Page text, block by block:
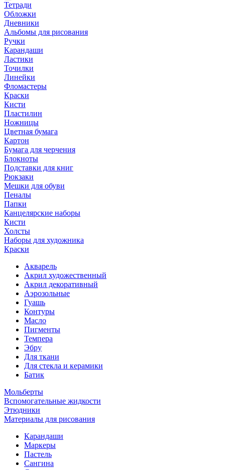
Тетради
Обложки
Дневники
Альбомы для рисования
Ручки
Карандаши
Ластики
Точилки
Линейки
Фломастеры
Краски
Кисти
Пластилин
Ножницы
Цветная бумага
Картон
Бумага для черчения
Блокноты
Подставки для книг
Рюкзаки
Мешки для обуви
Пеналы
Папки
Канцелярские наборы
Кисти
Холсты
Наборы для художника
Краски
Акварель
Акрил художественный
Акрил декоративный
Аэрозольные
Гуашь
Контуры
Масло
Пигменты
Темпера
Эбру
Для ткани
Для стекла и керамики
Батик
Мольберты
Вспомогательные жидкости
Этюдники
Материалы для рисования
Карандаши
Маркеры
Пастель
Сангина